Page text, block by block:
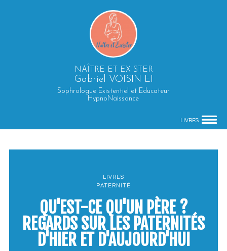
NAÎTRE ET EXISTER
Gabriel VOISIN EI
Sophrologue Existentiel et Educateur
HypnoNaissance
LIVRES
LIVRES
PATERNITÉ
QU'EST-CE QU'UN PÈRE ?
REGARDS SUR LES PATERNITÉS
D'HIER ET D'AUJOURD'HUI